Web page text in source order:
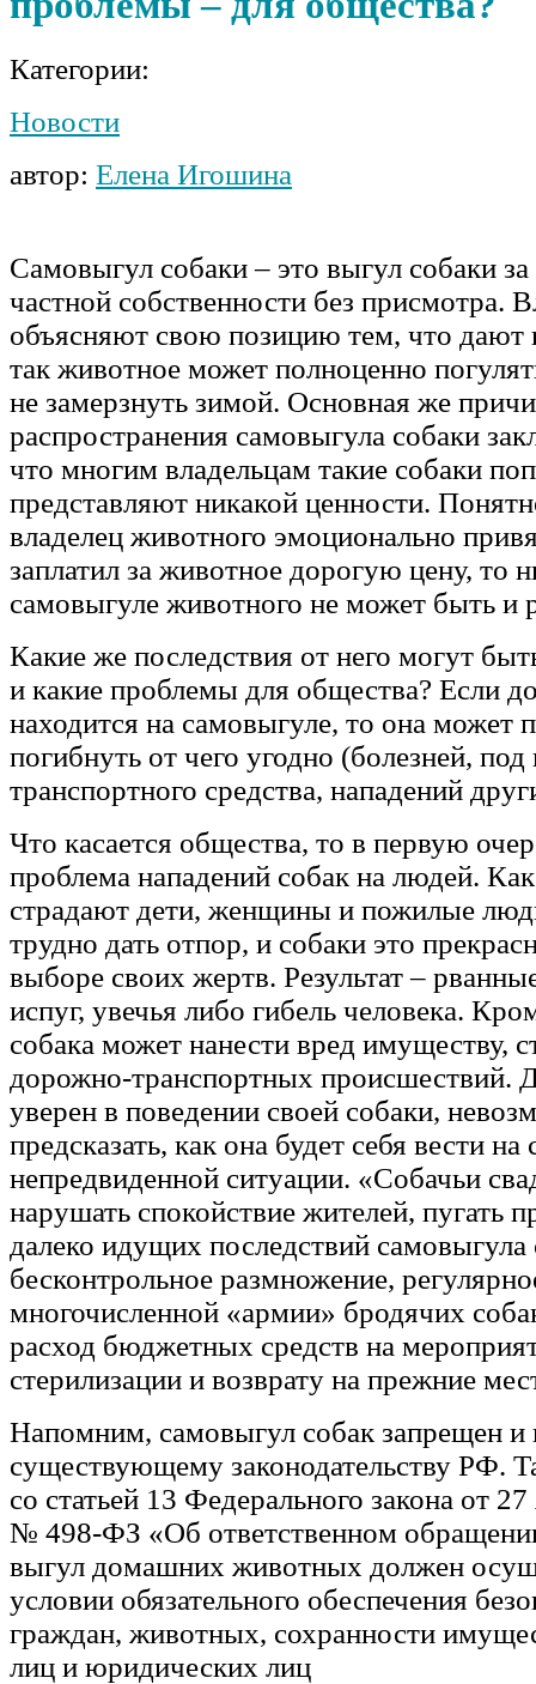
Категории:
Новости
автор: Елена Игошина
Самовыгул собаки – это выгул собаки
частной собственности без присмотра.
объясняют свою позицию тем, что дают
так животное может полноценно
не замерзнуть зимой. Основная же
распространения самовыгула собаки
что многим владельцам такие собаки
представляют никакой ценности.
владелец животного эмоционально
заплатил за животное дорогую цену, то
самовыгуле животного не может быть и
Какие же последствия от него могут
и какие проблемы для общества? Если
находится на самовыгуле, то она может
погибнуть от чего угодно (болезней, под
транспортного средства, нападений
Что касается общества, то в первую
проблема нападений собак на людей.
страдают дети, женщины и пожилые
трудно дать отпор, и собаки это
выборе своих жертв. Результат –
испуг, увечья либо гибель человека.
собака может нанести вред имуществу,
дорожно-транспортных происшествий.
уверен в поведении своей собаки,
предсказать, как она будет себя вести
непредвиденной ситуации. «Собачьи
нарушать спокойствие жителей, пугать
далеко идущих последствий самовыгула
бесконтрольное размножение,
многочисленной «армии» бродячих
расход бюджетных средств на
стерилизации и возврату на прежние
Напомним, самовыгул собак запрещен и
существующему законодательству РФ.
со статьей 13 Федерального закона от
№ 498-ФЗ «Об ответственном
выгул домашних животных должен
условии обязательного обеспечения
граждан, животных, сохранности
лиц и юридических лиц